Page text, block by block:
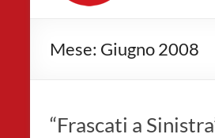
Mese: Giugno 2008
“Frascati a